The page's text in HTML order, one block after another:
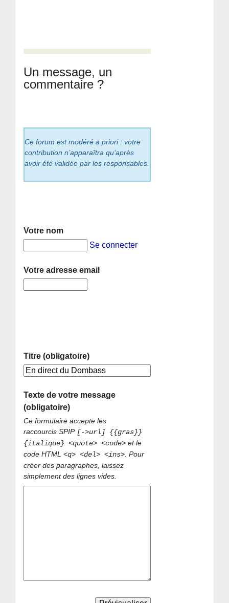
Un message, un
commentaire ?
Ce forum est modéré a priori : votre
contribution n’apparaîtra qu’après
avoir été validée par les responsables.
Votre nom
Se connecter
Votre adresse email
Titre (obligatoire)
Texte de votre message
(obligatoire)
Ce formulaire accepte les
raccourcis SPIP [->url] {{gras}}
{italique} <quote> <code> et le
code HTML<q> <del> <ins>. Pour
créer des paragraphes, laissez
simplement des lignes vides.